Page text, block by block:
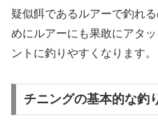
疑似餌であるルアーで釣れ
めにルアーにも果敢にアタ
ントに釣りやすくなります。
チニングの基本的な釣